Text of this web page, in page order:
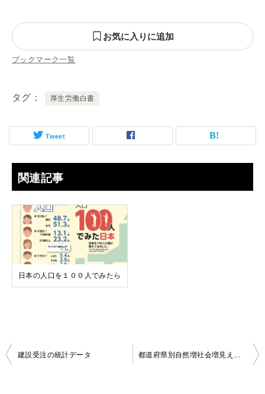
お気に入りに追加
ブックマーク一覧
タグ 厚生労働白書
Tweet
関連記事
日本の人口を１００人でみたら
投
建設受注の統計データ 都道府県別自然増社会増見える化ツール